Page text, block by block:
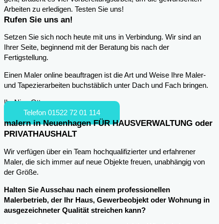
Arbeiten zu erledigen. Testen Sie uns!
Rufen Sie uns an!
Setzen Sie sich noch heute mit uns in Verbindung. Wir sind an
Ihrer Seite, beginnend mit der Beratung bis nach der
Fertigstellung.
Einen Maler online beauftragen ist die Art und Weise Ihre Maler-
und Tapezierarbeiten buchstäblich unter Dach und Fach bringen.
Ihr Nico Otto
Telefon 01522 72 01 114
malern in Neuenhagen FÜR HAUSVERWALTUNG oder
PRIVATHAUSHALT
Wir verfügen über ein Team hochqualifizierter und erfahrener
Maler, die sich immer auf neue Objekte freuen, unabhängig von
der Größe.
Halten Sie Ausschau nach einem professionellen
Malerbetrieb, der Ihr Haus, Gewerbeobjekt oder Wohnung in
ausgezeichneter Qualität streichen kann?